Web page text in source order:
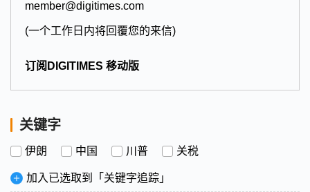
member@digitimes.com
(一个工作日内将回覆您的来信)
订阅DIGITIMES 移动版
关键字
伊朗 中国 川普 关税
加入已选取到「关键字追踪」